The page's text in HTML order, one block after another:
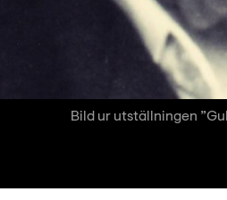
Bild ur utställningen